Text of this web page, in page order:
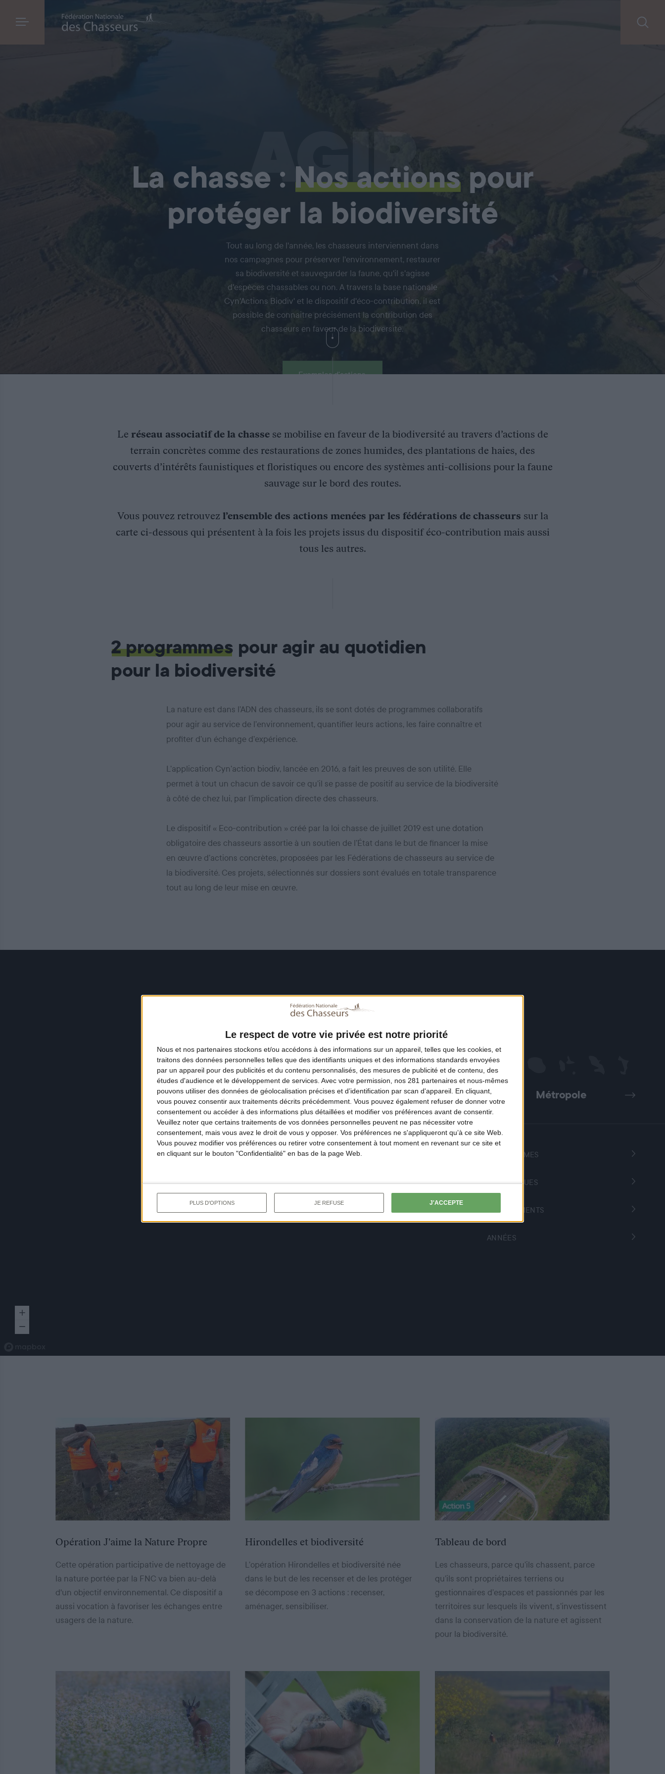
Le respect de votre vie privée est notre priorité
Nous et nos partenaires stockons et/ou accédons à des informations sur un appareil, telles que les cookies, et
traitons des données personnelles telles que des identifiants uniques et des informations standards envoyées
par un appareil pour des publicités et du contenu personnalisés, des mesures de publicité et de contenu, des
études d'audience et le développement de services. Avec votre permission, nos 281 partenaires et nous-mêmes
pouvons utiliser des données de géolocalisation précises et d’identification par scan d'appareil. En cliquant,
vous pouvez consentir aux traitements décrits précédemment. Vous pouvez également refuser de donner votre
consentement ou accéder à des informations plus détaillées et modifier vos préférences avant de consentir.
Veuillez noter que certains traitements de vos données personnelles peuvent ne pas nécessiter votre
consentement, mais vous avez le droit de vous y opposer. Vos préférences ne s'appliqueront qu’à ce site Web.
Vous pouvez modifier vos préférences ou retirer votre consentement à tout moment en revenant sur ce site et
en cliquant sur le bouton "Confidentialité" en bas de la page Web.
PLUS D'OPTIONS JE REFUSE J'ACCEPTE
AGIR
La chasse : Nos actionspour
protéger la biodiversité
Tout au long de l'année, les chasseurs interviennent dans
nos campagnes pour préserver l'environnement, restaurer
sa biodiversité et sauvegarder la faune, qu'il s'agisse
d'espèces chassables ou non. A travers la base nationale
Cyn'Actions Biodiv' et le dispositif d'éco-contribution, il est
possible de connaitre précisément la contribution des
chasseurs en faveur de la biodiversité.
Exemples d'actions
Le réseau associatif de la chassese mobilise en faveur de la biodiversité au travers d’actions de
terrain concrètes comme des restaurations de zones humides, des plantations de haies, des
couverts d’intérêts faunistiques et floristiques ou encore des systèmes anti-collisions pour la faune
sauvage sur le bord des routes.
Vous pouvez retrouvez l’ensemble des actions menées par les fédérations de chasseurs sur la
carte ci-dessous qui présentent à la fois les projets issus du dispositif éco-contribution mais aussi
tous les autres.
2 programmes pour agir au quotidien
pour la biodiversité
La nature est dans l’ADN des chasseurs, ils se sont dotés de programmes collaboratifs
pour agir au service de l’environnement, quantifier leurs actions, les faire connaître et
profiter d’un échange d’expérience.
L’application Cyn’action biodiv, lancée en 2016, a fait les preuves de son utilité. Elle
permet à tout un chacun de savoir ce qu’il se passe de positif au service de la biodiversité
à côté de chez lui, par l’implication directe des chasseurs.
Le dispositif « Eco-contribution » créé par la loi chasse de juillet 2019 est une dotation
obligatoire des chasseurs assortie à un soutien de l’État dans le but de financer la mise
en œuvre d’actions concrètes, proposées par les Fédérations de chasseurs au service de
la biodiversité. Ces projets, sélectionnés sur dossiers sont évalués en totale transparence
tout au long de leur mise en œuvre.
Précédent Métropole Suivant
PROGRAMMES
THÉMATIQUES
DÉPARTEMENTS
ANNÉES
Opération J'aime la Nature Propre
Cette opération participative de nettoyage de
la nature portée par la FNC va bien au-delà
d'un objectif environnemental. Ce dispositif a
aussi vocation à favoriser les échanges entre
usagers de la nature.
Hirondelles et biodiversité
L’opération Hirondelles et biodiversité née
dans le but de les recenser et de les protéger
se décompose en 3 actions : recenser,
aménager, sensibiliser.
Tableau de bord
Les chasseurs, parce qu’ils chassent, parce
qu’ils sont propriétaires terriens ou
gestionnaires d’espaces et passionnés par les
territoires sur lesquels ils vivent, s’investissent
dans la conservation de la nature et agissent
pour la biodiversité.